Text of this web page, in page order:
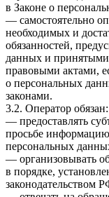
в Законе о
— самостоятельно
необходимых и
обязанностей,
данных и
правовыми актами,
о персональных
законами.
3.2. Оператор обязан:
— предоставлять
просьбе
персональных
— организовывать
в порядке,
законодательством